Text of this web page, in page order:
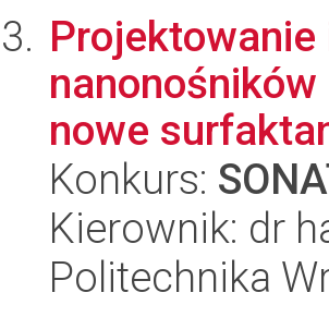
nowe
Konkurs:
Kierownik: dr
Politechnika